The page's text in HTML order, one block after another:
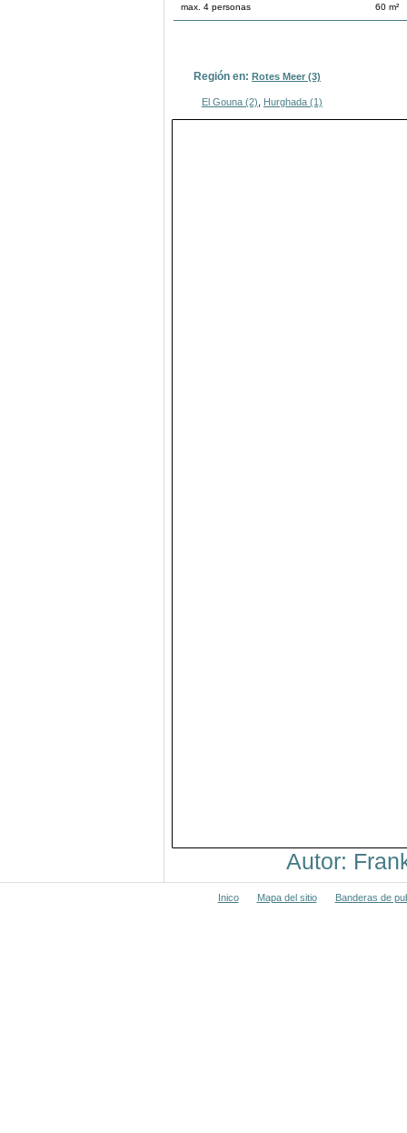
max. 4 personas 60 m²
Región en: Rotes Meer (3)
El Gouna (2) Hurghada (1)
Autor:
Inico Mapa del sitio Banderas de